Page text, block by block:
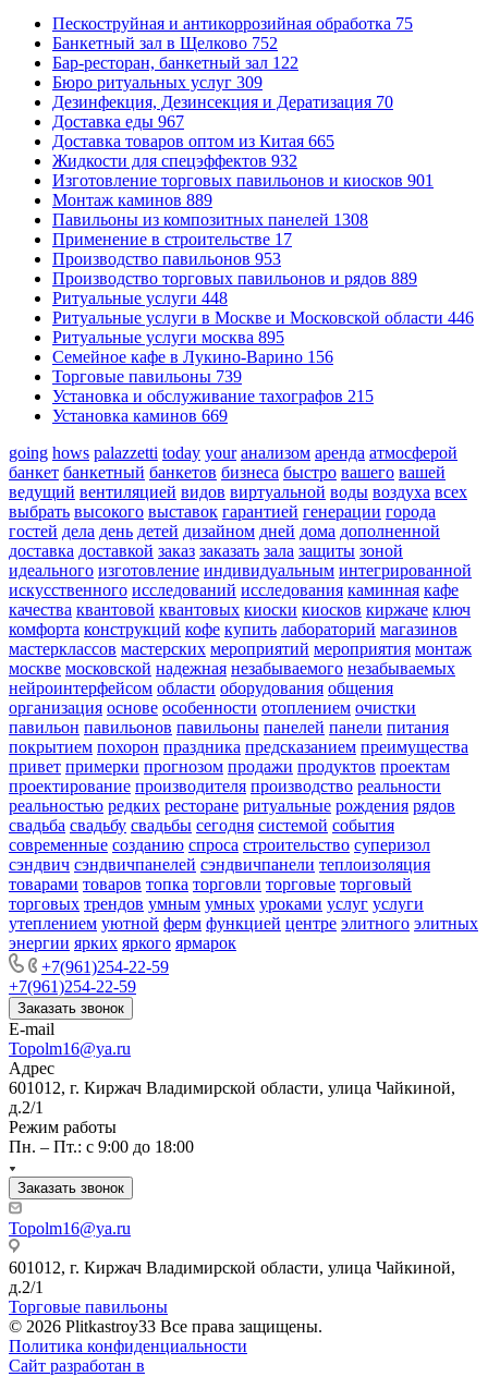
Пескоструйная и антикоррозийная обработка 75
Банкетный зал в Щелково 752
Бар-ресторан, банкетный зал 122
Бюро ритуальных услуг 309
Дезинфекция, Дезинсекция и Дератизация 70
Доставка еды 967
Доставка товаров оптом из Китая 665
Жидкости для спецэффектов 932
Изготовление торговых павильонов и киосков 901
Монтаж каминов 889
Павильоны из композитных панелей 1308
Применение в строительстве 17
Производство павильонов 953
Производство торговых павильонов и рядов 889
Ритуальные услуги 448
Ритуальные услуги в Москве и Московской области 446
Ритуальные услуги москва 895
Семейное кафе в Лукино-Варино 156
Торговые павильоны 739
Установка и обслуживание тахографов 215
Установка каминов 669
going hows palazzetti today your анализом аренда атмосферой
банкет банкетный банкетов бизнеса быстро вашего вашей
ведущий вентиляцией видов виртуальной воды воздуха всех
выбрать высокого выставок гарантией генерации города
гостей дела день детей дизайном дней дома дополненной
доставка доставкой заказ заказать зала защиты зоной
идеального изготовление индивидуальным интегрированной
искусственного исследований исследования каминная кафе
качества квантовой квантовых киоски киосков киржаче ключ
комфорта конструкций кофе купить лабораторий магазинов
мастерклассов мастерских мероприятий мероприятия монтаж
москве московской надежная незабываемого незабываемых
нейроинтерфейсом области оборудования общения
организация основе особенности отоплением очистки
павильон павильонов павильоны панелей панели питания
покрытием похорон праздника предсказанием преимущества
привет примерки прогнозом продажи продуктов проектам
проектирование производителя производство реальности
реальностью редких ресторане ритуальные рождения рядов
свадьба свадьбу свадьбы сегодня системой события
современные созданию спроса строительство суперизол
сэндвич сэндвичпанелей сэндвичпанели теплоизоляция
товарами товаров топка торговли торговые торговый
торговых трендов умным умных уроками услуг услуги
утеплением уютной ферм функцией центре элитного элитных
энергии ярких яркого ярмарок
+7(961)254-22-59
+7(961)254-22-59
Заказать звонок
E-mail
Topolm16@ya.ru
Адрес
601012, г. Киржач Владимирской области, улица Чайкиной,
д.2/1
Режим работы
Пн. – Пт.: с 9:00 до 18:00
Заказать звонок
Topolm16@ya.ru
601012, г. Киржач Владимирской области, улица Чайкиной,
д.2/1
Торговые павильоны
© 2026 Plitkastroy33 Все права защищены.
Политика конфиденциальности
Сайт разработан в